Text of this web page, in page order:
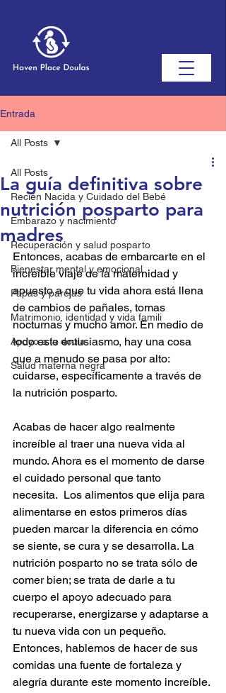
Entrada
All Posts
Recién Nacida y Cuidado del Bebé
Embarazo y nacimiento
Recuperación y salud posparto
Bienestar mental y emocional
Papás ​​y parejas
Matrimonio, identidad y vida famili
Apoyo a la doula
Salud materna negra
All Posts
La guía definitiva sobre
nutrición posparto para
madres
Entonces, acabas de embarcarte en el
increíble viaje de la maternidad y
apuesto a que tu vida ahora está llena
de cambios de pañales, tomas
nocturnas y mucho amor. En medio de
todo este entusiasmo, hay una cosa
que a menudo se pasa por alto:
cuidarse, específicamente a través de
la nutrición posparto.
Acabas de hacer algo realmente
increíble al traer una nueva vida al
mundo. Ahora es el momento de darse
el cuidado personal que tanto
necesita.  Los alimentos que elija para
alimentarse en estos primeros días
pueden marcar la diferencia en cómo
se siente, se cura y se desarrolla. La
nutrición posparto no se trata sólo de
comer bien; se trata de darle a tu
cuerpo el apoyo adecuado para
recuperarse, energizarse y adaptarse a
tu nueva vida con un pequeño.
Entonces, hablemos de hacer de sus
comidas una fuente de fortaleza y
alegría durante este momento increíble.